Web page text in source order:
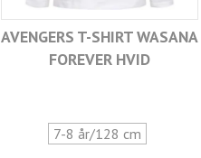
AVENGERS T-SHIRT WASANA
FOREVER HVID
7-8 år/128 cm